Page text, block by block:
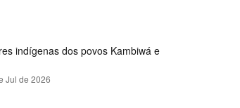
indígenas dos povos Kambiwá e
Jul de 2026